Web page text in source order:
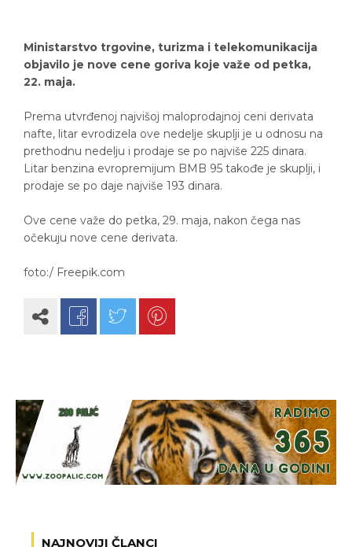
Ministarstvo trgovine, turizma i telekomunikacija
objavilo je nove cene goriva koje važe od petka,
22. maja.
Prema utvrđenoj najvišoj maloprodajnoj ceni derivata
nafte, litar evrodizela ove nedelje skuplji je u odnosu na
prethodnu nedelju i prodaje se po najviše 225 dinara.
Litar benzina evropremijum BMB 95 takođe je skuplji, i
prodaje se po daje najviše 193 dinara.
Ove cene važe do petka, 29. maja, nakon čega nas
očekuju nove cene derivata.
foto:/ Freepik.com
NAJNOVIJI ČLANCI